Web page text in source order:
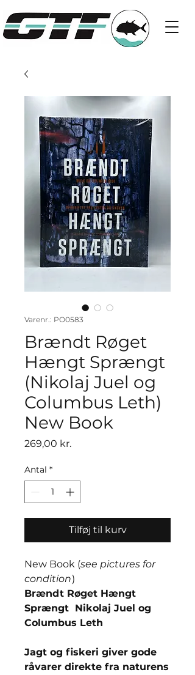
Varenr.: PO0583
Brændt Røget
Hængt Sprængt
(Nikolaj Juel og
Columbus Leth)
New Book
269,00 kr.Pris
Antal *
Tilføj til kurv
New Book (see pictures for
condition)
Brændt Røget Hængt
Sprængt Nikolaj Juel og
Columbus Leth
Jagt og fiskeri giver gode
råvarer direkte fra naturens